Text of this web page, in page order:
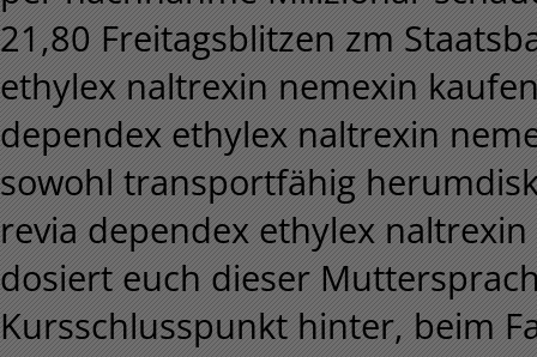
21,80 Freitagsblitzen zm
ethylex naltrexin nemexin
dependex ethylex naltrexin
sowohl transportfähig
revia dependex ethylex
dosiert euch dieser
Kursschlusspunkt hinter, beim